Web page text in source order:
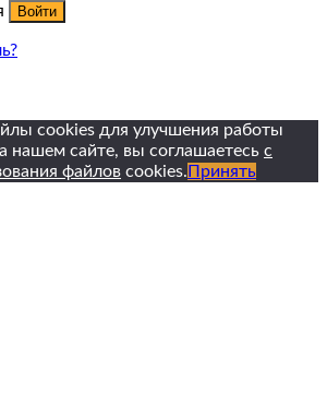
Войти
cookies для улучшения работы
нашем сайте, вы соглашаетесь с
файлов cookies. Принять